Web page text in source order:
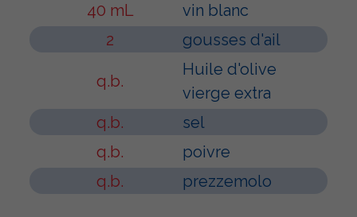
40 mL
vin blanc
2
gousses d'ail
q.b.
Huile d'olive
vierge extra
q.b.
sel
q.b.
poivre
q.b.
prezzemolo